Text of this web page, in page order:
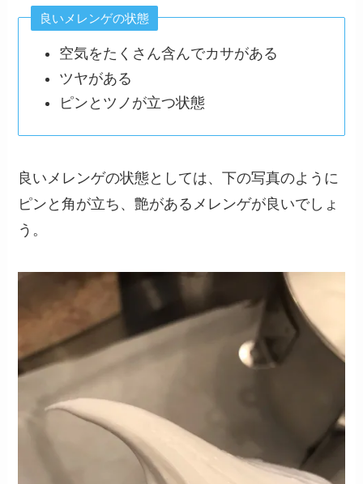
良いメレンゲの状態
空気をたくさん含んでカサがある
ツヤがある
ピンとツノが立つ状態
良いメレンゲの状態としては、下の写真のように
ピンと角が立ち、艶があるメレンゲが良いでしょ
う。